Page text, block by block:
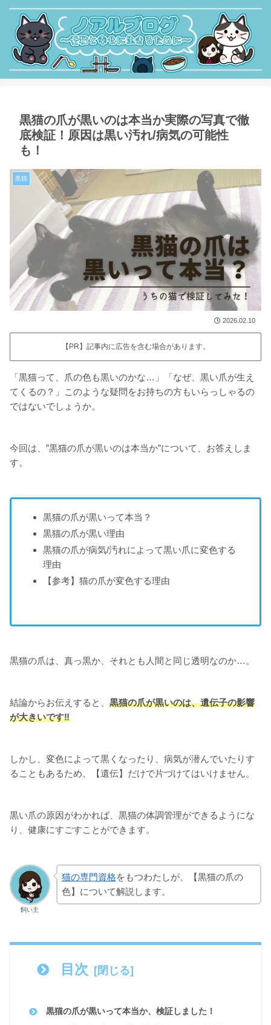
黒猫の爪が黒いのは本当か実際の写真で徹
底検証！原因は黒い汚れ/病気の可能性
も！
黒猫
2026.02.10
【PR】記事内に広告を含む場合があります。
「黒猫って、爪の色も黒いのかな…」「なぜ、黒い爪が生え
てくるの？」このような疑問をお持ちの方もいらっしゃるの
ではないでしょうか。
今回は、”黒猫の爪が黒いのは本当か”について、お答えしま
す。
黒猫の爪が黒いって本当？
黒猫の爪が黒い理由
黒猫の爪が病気/汚れによって黒い爪に変色する
理由
【参考】猫の爪が変色する理由
黒猫の爪は、真っ黒か、それとも人間と同じ透明なのか…。
結論からお伝えすると、 黒猫の爪が黒いのは、遺伝子の影響
が大きいです‼
しかし、変色によって黒くなったり、病気が潜んでいたりす
ることもあるため、【遺伝】だけで片づけてはいけません。
黒い爪の原因がわかれば、黒猫の体調管理ができるようにな
り、健康にすごすことができます。
飼い主
猫の専門資格をもつわたしが、【黒猫の爪の
色】について解説します。
目次
黒猫の爪が黒いって本当か、検証しました！